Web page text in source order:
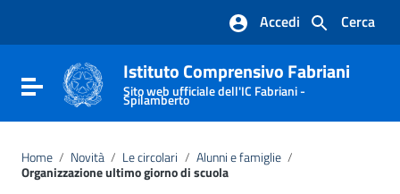
Vai al footer
Cerca
Accedi
Attiva / disattiva la navigazione
Istituto Comprensivo Fabriani
Sito web ufficiale dell'IC Fabriani -
Spilamberto
Home / Novità / Le circolari / Alunni e famiglie /
Organizzazione ultimo giorno di scuola